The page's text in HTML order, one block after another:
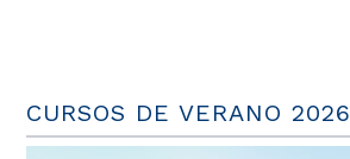
CURSOS DE VERANO 2026